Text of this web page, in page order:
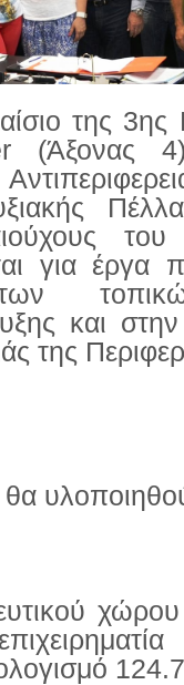
της
(Άξονας
του
για έργα
και
της
χώρου